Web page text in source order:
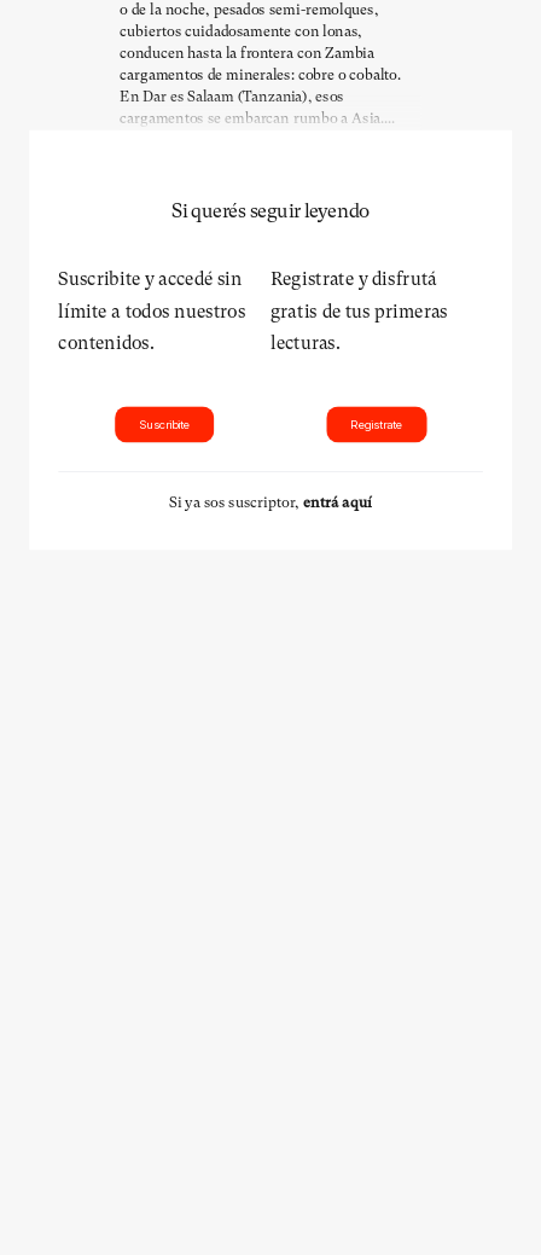
o de la noche, pesados semi-remolques,
cubiertos cuidadosamente con lonas,
conducen hasta la frontera con Zambia
cargamentos de minerales: cobre o cobalto.
En Dar es Salaam (Tanzania), esos
cargamentos se embarcan rumbo a Asia....
Si querés seguir leyendo
Suscribite y accedé sin
límite a todos nuestros
contenidos.
Suscribite
Registrate y disfrutá
gratis de tus primeras
lecturas.
Registrate
Si ya sos suscriptor, entrá aquí